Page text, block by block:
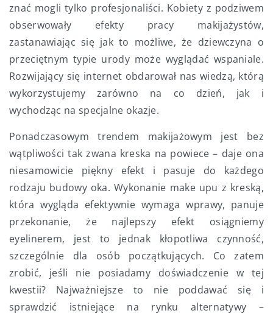
znać mogli tylko profesjonaliści. Kobiety z podziwem
obserwowały efekty pracy makijażystów,
zastanawiając się jak to możliwe, że dziewczyna o
przeciętnym typie urody może wyglądać wspaniale.
Rozwijający się internet obdarował nas wiedzą, którą
wykorzystujemy zarówno na co dzień, jak i
wychodząc na specjalne okazje.
Ponadczasowym trendem makijażowym jest bez
wątpliwości tak zwana kreska na powiece – daje ona
niesamowicie piękny efekt i pasuje do każdego
rodzaju budowy oka. Wykonanie make upu z kreską,
która wygląda efektywnie wymaga wprawy, panuje
przekonanie, że najlepszy efekt osiągniemy
eyelinerem, jest to jednak kłopotliwa czynność,
szczególnie dla osób początkujących. Co zatem
zrobić, jeśli nie posiadamy doświadczenie w tej
kwestii? Najważniejsze to nie poddawać się i
sprawdzić istniejące na rynku alternatywy –